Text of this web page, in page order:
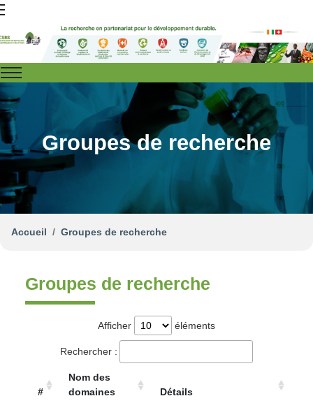
Groupes de recherche
Accueil Groupes de recherche
Groupes de recherche
Afficher éléments
Rechercher :
#
Nom des
domaines
Détails